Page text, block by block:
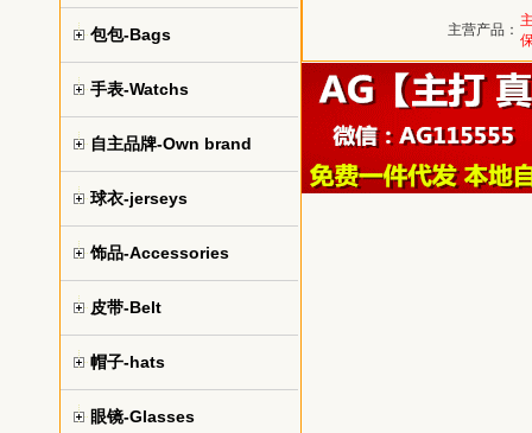
包包-Bags
手表-Watchs
自主品牌-Own brand
球衣-jerseys
饰品-Accessories
皮带-Belt
帽子-hats
眼镜-Glasses
主营产品：